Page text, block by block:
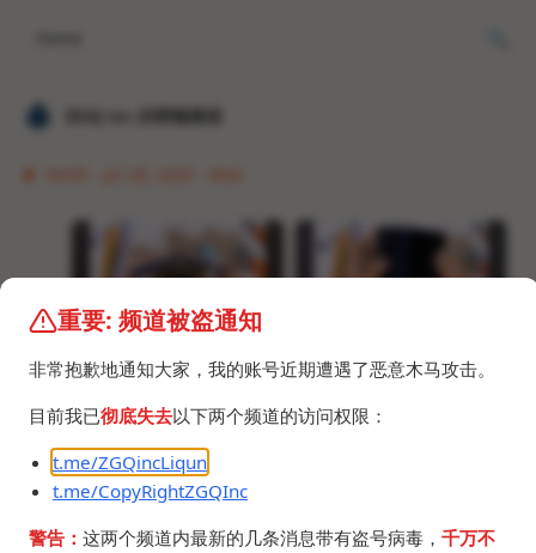
𝐙𝐆𝐐 ɪɴᴄ.的唠嗑频道
source:https://youtu.be/8hgg4YEdPak?t=505
铰链设计绝了，如果Fold8炒冷饭，我的下一台就是
Fold7了，可惜解不了BL，好在还有7年大版本更新，
其实我不玩模块，root对我来说用处不大，我是ADB
党，解BL只是为了7年后还可以刷第三方ROM来续
命。
重要: 频道被盗通知
非常抱歉地通知大家，我的账号近期遭遇了恶意木马攻击。
目前我已彻底失去以下两个频道的访问权限：
t.me/ZGQincLiqun
t.me/CopyRightZGQInc
警告： 这两个频道内最新的几条消息带有盗号病毒， 千万不